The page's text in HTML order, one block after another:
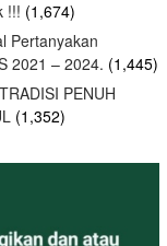
!!! (1,674)
Pertanyakan
2021 – 2024. (1,445)
PENUH
(1,352)